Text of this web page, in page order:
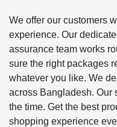
We offer our customers
experience. Our
assurance team works
sure the right packages
whatever you like. We
across Bangladesh. Our
the time. Get the best
shopping experience